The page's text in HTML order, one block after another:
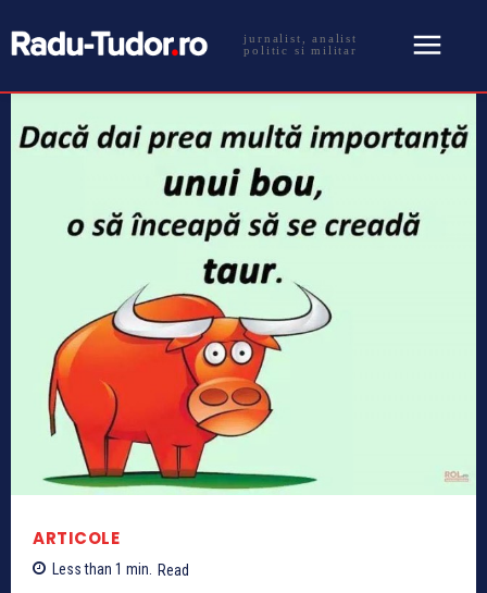
jurnalist, analist
politic si militar
ARTICOLE
Less than 1 min. Read